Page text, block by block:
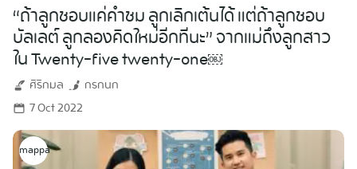
“ถ้าลูกชอบแค่คำชม ลูกเลิกเต้นได้ แต่ถ้าลูกชอบ
บัลเลต์ ลูกลองคิดใหม่อีกทีนะ” จากแม่ถึงลูกสาว
ใน Twenty-five twenty-one￼
ศิริกมล
กรกนก
7 Oct 2022
mappa